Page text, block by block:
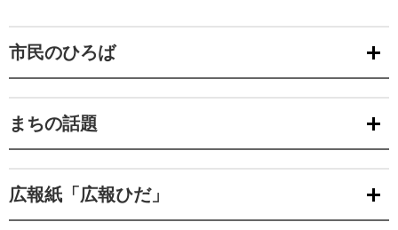
市民のひろば
まちの話題
広報紙「広報ひだ」